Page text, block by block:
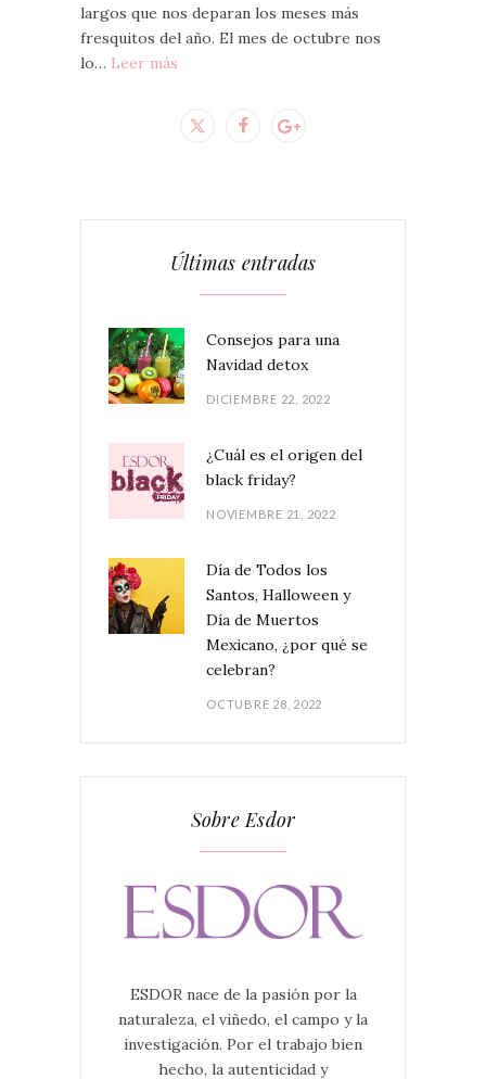
largos que nos deparan los meses más
fresquitos del año. El mes de octubre nos
lo… Leer más
Últimas entradas
Consejos para una
Navidad detox
DICIEMBRE 22, 2022
¿Cuál es el origen del
black friday?
NOVIEMBRE 21, 2022
Día de Todos los
Santos, Halloween y
Día de Muertos
Mexicano, ¿por qué se
celebran?
OCTUBRE 28, 2022
Sobre Esdor
ESDOR nace de la pasión por la
naturaleza, el viñedo, el campo y la
investigación. Por el trabajo bien
hecho, la autenticidad y